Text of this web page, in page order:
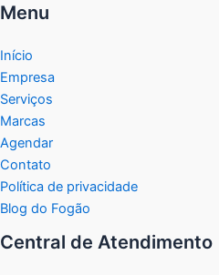
Menu
Início
Empresa
Serviços
Marcas
Agendar
Contato
Política de privacidade
Blog do Fogão
Central de Atendimento